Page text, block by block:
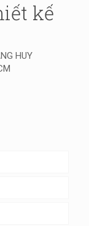
kế
HUY